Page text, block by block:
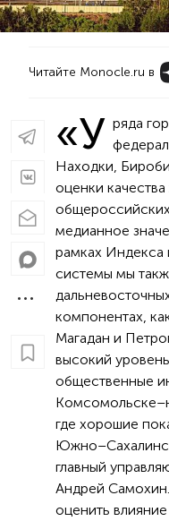
Читайте Monocle.ru в
«У ряда
Находки,
оценки
медианное
рамках Индекса
системы мы
компонентах,
Магадан и
высокий
общественные
где хорошие
главный
Андрей
оценить